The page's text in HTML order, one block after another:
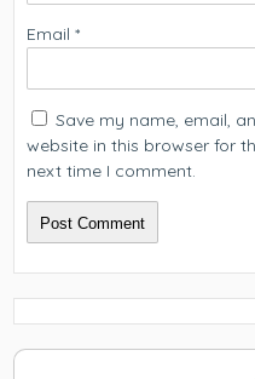
Email*
Save my name, email,
website in this browser for
next time I comment.